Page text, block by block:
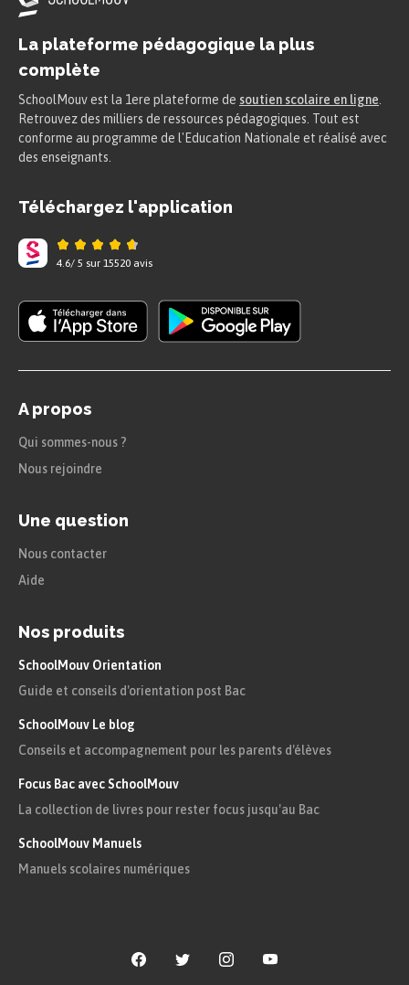
La plateforme pédagogique la plus
complète
SchoolMouv est la 1ere plateforme de soutien scolaire en ligne
Retrouvez des milliers de ressources pédagogiques. Tout est
conforme au programme de l'Education Nationale et réalisé avec
des enseignants.
Téléchargez l'application
4.6/ 5 sur 15520 avis
A propos
Qui sommes-nous ?
Nous rejoindre
Une question
Nous contacter
Aide
Nos produits
SchoolMouv Orientation
Guide et conseils d'orientation post Bac
SchoolMouv Le blog
Conseils et accompagnement pour les parents d'élèves
Focus Bac avec SchoolMouv
La collection de livres pour rester focus jusqu'au Bac
SchoolMouv Manuels
Manuels scolaires numériques